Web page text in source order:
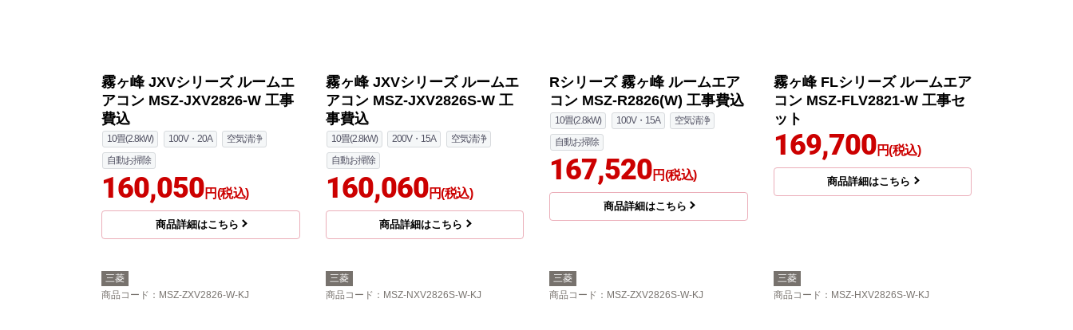
霧ヶ峰 JXVシリーズ ルームエ
アコン MSZ-JXV2826-W 工事
費込
10畳(2.8kW) 100V・20A
空気清浄
自動お掃除
160,050円(税込)
商品詳細はこちら
霧ヶ峰 JXVシリーズ ルームエ
アコン MSZ-JXV2826S-W 工
事費込
10畳(2.8kW) 200V・15A
空気清浄
自動お掃除
160,060円(税込)
商品詳細はこちら
Rシリーズ 霧ヶ峰 ルームエア
コン MSZ-R2826(W) 工事費込
10畳(2.8kW) 100V・15A
空気清浄
自動お掃除
167,520円(税込)
商品詳細はこちら
霧ヶ峰 FLシリーズ ルームエア
コン MSZ-FLV2821-W 工事セ
ット
169,700円(税込)
商品詳細はこちら
三菱
商品コード ：MSZ-ZXV2826-W-KJ
三菱
商品コード ：MSZ-NXV2826S-W-KJ
三菱
商品コード ：MSZ-ZXV2826S-W-KJ
三菱
商品コード ：MSZ-HXV2826S-W-KJ